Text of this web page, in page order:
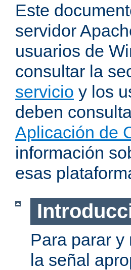
Este
servidor
usuarios de
consultar la
servicio y los
deben
Aplicación de
información
esas
Para parar y
la señal